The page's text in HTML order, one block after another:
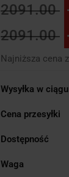
2091.00
2091.00
Najniższa cena
Wysyłka w ciągu
Cena przesyłki
Dostępność
Waga